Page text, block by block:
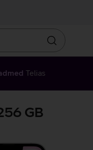
Otsin
Telias
GB